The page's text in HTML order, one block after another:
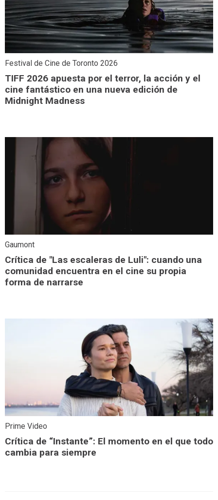
Festival de Cine de Toronto 2026
TIFF 2026 apuesta por el terror, la acción y el
cine fantástico en una nueva edición de
Midnight Madness
Gaumont
Crítica de "Las escaleras de Luli": cuando una
comunidad encuentra en el cine su propia
forma de narrarse
Prime Video
Crítica de “Instante”: El momento en el que todo
cambia para siempre